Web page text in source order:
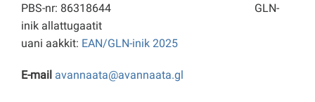
PBS-nr: 86318644 GLN-
inik allattugaatit
uani aakkit: EAN/GLN-inik 2025
E-mail avannaata@avannaata.gl